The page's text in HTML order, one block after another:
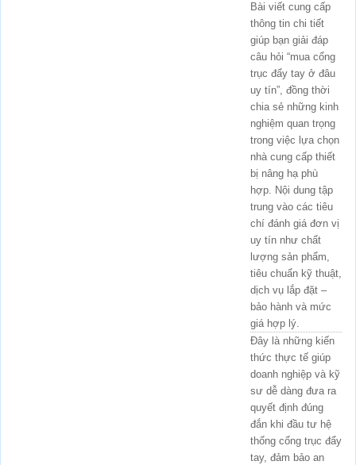
Bài viết cung cấp
thông tin chi tiết
giúp bạn giải đáp
câu hỏi “mua cổng
trục đẩy tay ở đâu
uy tín”, đồng thời
chia sẻ những kinh
nghiệm quan trọng
trong việc lựa chọn
nhà cung cấp thiết
bị nâng hạ phù
hợp. Nội dung tập
trung vào các tiêu
chí đánh giá đơn vị
uy tín như chất
lượng sản phẩm,
tiêu chuẩn kỹ thuật,
dịch vụ lắp đặt –
bảo hành và mức
giá hợp lý.
Đây là những kiến
thức thực tế giúp
doanh nghiệp và kỹ
sư dễ dàng đưa ra
quyết định đúng
đắn khi đầu tư hệ
thống cổng trục đẩy
tay, đảm bảo an